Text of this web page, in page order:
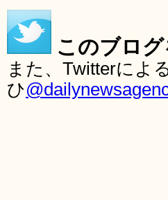
このブロ
また、Twitterによ
ひ